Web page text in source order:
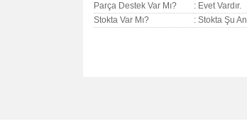
Parça Destek Var Mı?
: Evet Vardır.
Stokta Var Mı?
: Stokta Şu